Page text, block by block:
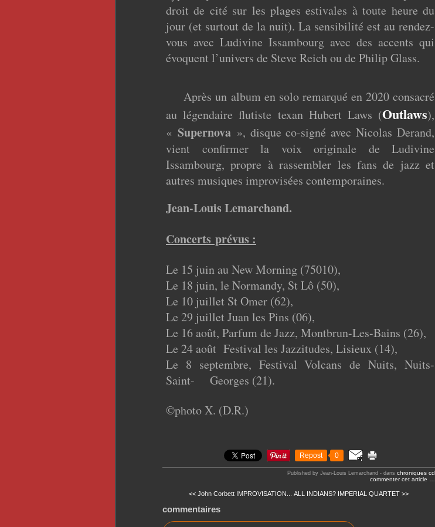
droit de cité sur les plages estivales à toute heure du
jour (et surtout de la nuit). La sensibilité est au rendez-
vous avec Ludivine Issambourg avec des accents qui
évoquent l’univers de Steve Reich ou de Philip Glass.
Après un album en solo remarqué en 2020 consacré
au légendaire flutiste texan Hubert Laws (Outlaws),
« Supernova», disque co-signé avec Nicolas Derand,
vient confirmer la voix originale de Ludivine
Issambourg, propre à rassembler les fans de jazz et
autres musiques improvisées contemporaines.
Jean-Louis Lemarchand.
Concerts prévus :
Le 15 juin au New Morning (75010),
Le 18 juin, le Normandy, St Lô (50),
Le 10 juillet St Omer (62),
Le 29 juillet Juan les Pins (06),
Le 16 août, Parfum de Jazz, Montbrun-Les-Bains (26),
Le 24 août Festival les Jazzitudes, Lisieux (14),
Le 8 septembre, Festival Volcans de Nuits, Nuits-
Saint- Georges (21).
©photo X. (D.R.)
Repost 0
Published by Jean-Louis Lemarchand - dans chroniques cd
commenter cet article
<< John Corbett IMPROVISATION... ALL INDIANS? IMPERIAL QUARTET >>
commentaires